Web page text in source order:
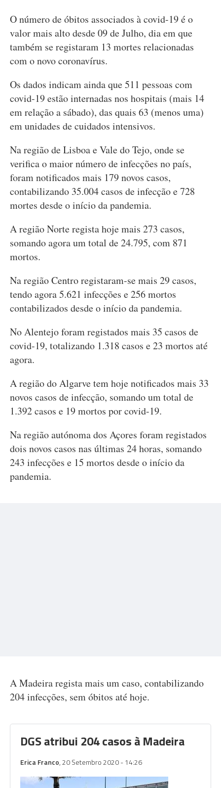
O número de óbitos associados à covid-19 é o
valor mais alto desde 09 de Julho, dia em que
também se registaram 13 mortes relacionadas
com o novo coronavírus.
Os dados indicam ainda que 511 pessoas com
covid-19 estão internadas nos hospitais (mais 14
em relação a sábado), das quais 63 (menos uma)
em unidades de cuidados intensivos.
Na região de Lisboa e Vale do Tejo, onde se
verifica o maior número de infecções no país,
foram notificados mais 179 novos casos,
contabilizando 35.004 casos de infecção e 728
mortes desde o início da pandemia.
A região Norte regista hoje mais 273 casos,
somando agora um total de 24.795, com 871
mortos.
Na região Centro registaram-se mais 29 casos,
tendo agora 5.621 infecções e 256 mortos
contabilizados desde o início da pandemia.
No Alentejo foram registados mais 35 casos de
covid-19, totalizando 1.318 casos e 23 mortos até
agora.
A região do Algarve tem hoje notificados mais 33
novos casos de infecção, somando um total de
1.392 casos e 19 mortos por covid-19.
Na região autónoma dos Açores foram registados
dois novos casos nas últimas 24 horas, somando
243 infecções e 15 mortos desde o início da
pandemia.
A Madeira regista mais um caso, contabilizando
204 infecções, sem óbitos até hoje.
DGS atribui 204 casos à Madeira
Erica Franco, 20 Setembro 2020 - 14:26